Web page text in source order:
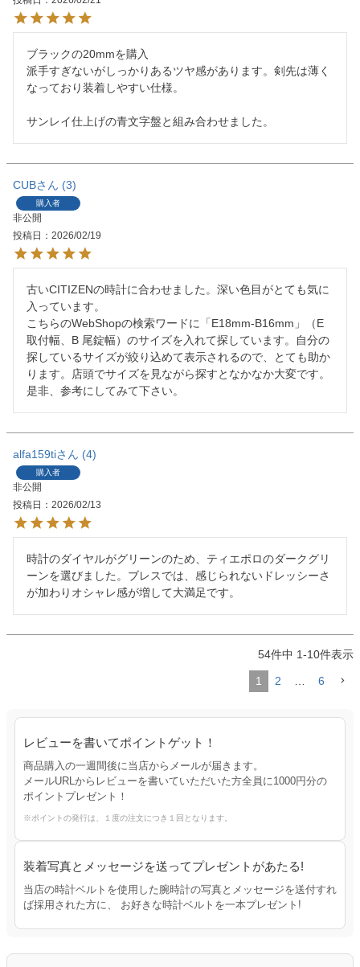
ブラックの20mmを購入
派手すぎないがしっかりあるツヤ感があります。剣先は薄く
なっており装着しやすい仕様。
サンレイ仕上げの青文字盤と組み合わせました。
CUB 3
購入者
非公開
投稿日
2026/02/19
古いCITIZENの時計に合わせました。深い色目がとても気に
入っています。
こちらのWebShopの検索ワードに「E18mm-B16mm」（E
取付幅、B 尾錠幅）のサイズを入れて探しています。自分の
探しているサイズが絞り込めて表示されるので、とても助か
ります。店頭でサイズを見ながら探すとなかなか大変です。
是非、参考にしてみて下さい。
alfa159ti 4
購入者
非公開
投稿日
2026/02/13
時計のダイヤルがグリーンのため、ティエポロのダークグリ
ーンを選びました。ブレスでは、感じられないドレッシーさ
54件中 1-10件表示
1 2 6
レビューを書いてポイントゲット！
商品購入の一週間後に当店からメールが届きます。
メールURLからレビューを書いていただいた方全員に1000円分の
ポイントプレゼント！
※ポイントの発行は、１度の注文につき１回となります。
装着写真とメッセージを送ってプレゼントがあたる!
当店の時計ベルトを使用した腕時計の写真とメッセージを送付すれ
ば採用された方に、 お好きな時計ベルトを一本プレゼント!